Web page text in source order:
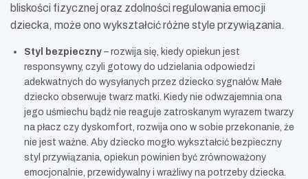
bliskości fizycznej oraz zdolności regulowania emocji
dziecka, może ono wykształcić różne style przywiązania.
Styl bezpieczny – rozwija się, kiedy opiekun jest
responsywny, czyli gotowy do udzielania odpowiedzi
adekwatnych do wysyłanych przez dziecko sygnałów. Małe
dziecko obserwuje twarz matki. Kiedy nie odwzajemnia ona
jego uśmiechu bądź nie reaguje zatroskanym wyrazem twarzy
na płacz czy dyskomfort, rozwija ono w sobie przekonanie, że
nie jest ważne. Aby dziecko mogło wykształcić bezpieczny
styl przywiązania, opiekun powinien być zrównoważony
emocjonalnie, przewidywalny i wrażliwy na potrzeby dziecka.